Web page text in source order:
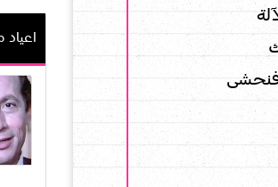
فنحشى
اعياد